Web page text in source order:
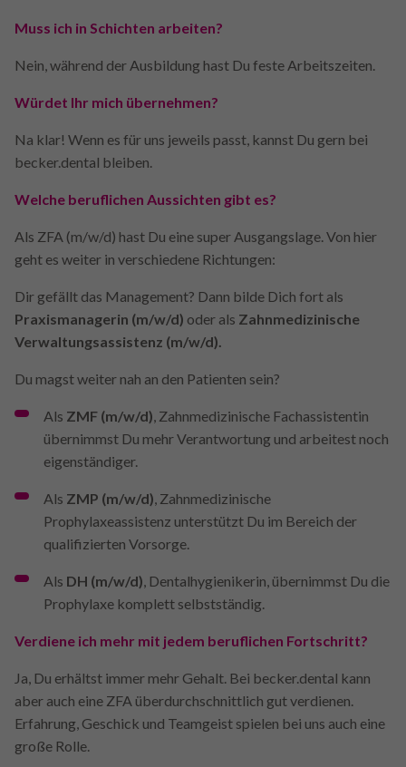
Muss ich in Schichten arbeiten?
Nein, während der Ausbildung hast Du feste Arbeitszeiten.
Würdet Ihr mich übernehmen?
Na klar! Wenn es für uns jeweils passt, kannst Du gern bei
becker.dental bleiben.
Welche beruflichen Aussichten gibt es?
Als ZFA (m/w/d) hast Du eine super Ausgangslage. Von hier
geht es weiter in verschiedene Richtungen:
Dir gefällt das Management? Dann bilde Dich fort als
Praxismanagerin (m/w/d) oder als Zahnmedizinische
Verwaltungsassistenz (m/w/d).
Du magst weiter nah an den Patienten sein?
Als ZMF (m/w/d), Zahnmedizinische Fachassistentin
übernimmst Du mehr Verantwortung und arbeitest noch
eigenständiger.
Als ZMP (m/w/d), Zahnmedizinische
Prophylaxeassistenz unterstützt Du im Bereich der
qualifizierten Vorsorge.
Als DH (m/w/d), Dentalhygienikerin, übernimmst Du die
Prophylaxe komplett selbstständig.
Verdiene ich mehr mit jedem beruflichen Fortschritt?
Ja, Du erhältst immer mehr Gehalt. Bei becker.dental kann
aber auch eine ZFA überdurchschnittlich gut verdienen.
Erfahrung, Geschick und Teamgeist spielen bei uns auch eine
große Rolle.